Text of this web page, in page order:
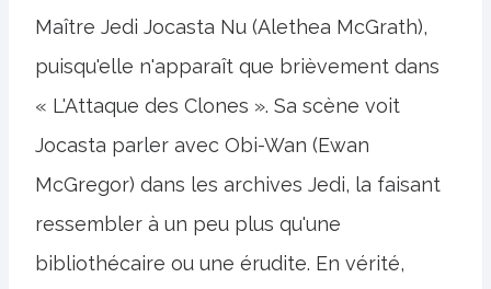
Maître Jedi Jocasta Nu (Alethea McGrath),
puisqu'elle n'apparaît que brièvement dans
« L'Attaque des Clones ». Sa scène voit
Jocasta parler avec Obi-Wan (Ewan
McGregor) dans les archives Jedi, la faisant
ressembler à un peu plus qu'une
bibliothécaire ou une érudite. En vérité,